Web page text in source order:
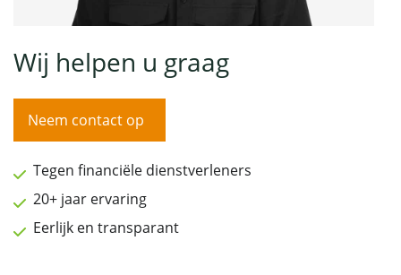
Wij helpen u graag
Neem contact op
Tegen financiële dienstverleners
20+ jaar ervaring
Eerlijk en transparant